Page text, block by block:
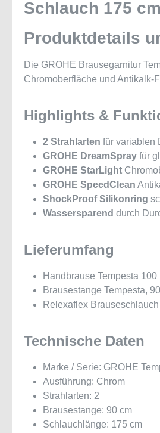
Schlauch 175
Produktdetails
Die GROHE Brausegarnitur
Chromoberfläche und Antikalk-
Highlights &
2 Strahlarten für variablen
GROHE DreamSpray für
GROHE StarLight
GROHE SpeedClean
ShockProof Silikonring
Wassersparend durch
Lieferumfang
Handbrause Tempesta 100
Brausestange Tempesta,
Relexaflex
Technische Daten
Marke / Serie: GROHE
Ausführung: Chrom
Strahlarten: 2
Brausestange: 90 cm
Schlauchlänge: 175 cm